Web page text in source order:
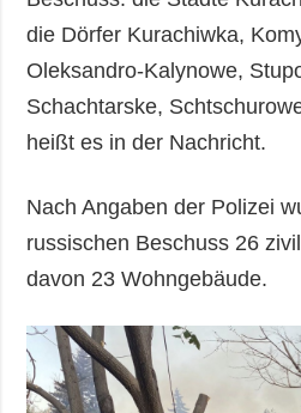
die Dörfer Kurachiwka,
Oleksandro-Kalynowe,
Schachtarske,
heißt es in der Nachricht.
Nach Angaben der Polizei
russischen Beschuss 26
davon 23 Wohngebäude.